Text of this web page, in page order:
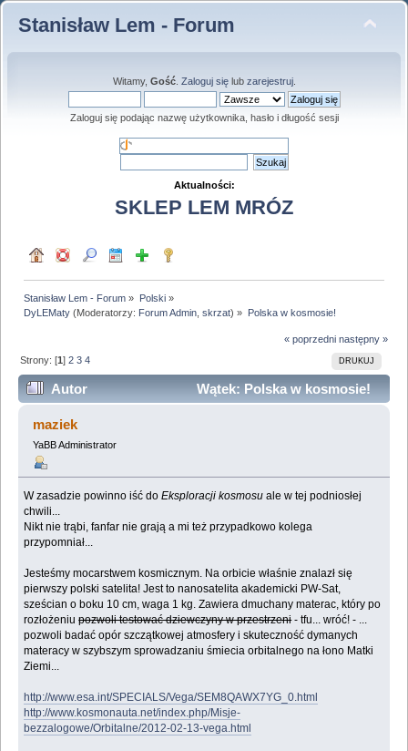
Stanisław Lem - Forum
Witamy, Gość. Zaloguj sięlub zarejestruj.
Zaloguj się podając nazwę użytkownika, hasło i długość sesji
Aktualności:
SKLEP LEM MRÓZ
Stanisław Lem - Forum » Polski»
DyLEMaty (Moderatorzy: Forum Admin ,skrzat) » Polska w kosmosie!
« poprzedni następny »
DRUKUJ
Strony: [1]2 3 4
Autor
Wątek: Polska w kosmosie!
(Przeczytany 82811 razy)
maziek
YaBB Administrator
W zasadzie powinno iść doEksploracji kosmosu ale w tej podniosłej
chwili...
Nikt nie trąbi, fanfar nie grają a mi też przypadkowo kolega
przypomniał...
Jesteśmy mocarstwem kosmicznym. Na orbicie właśnie znalazł się
pierwszy polski satelita! Jest to nanosatelita akademicki PW-Sat,
sześcian o boku 10 cm, waga 1 kg. Zawiera dmuchany materac, który po
rozłożeniupozwoli testować dziewczyny w przestrzeni- tfu... wróć! - ...
pozwoli badać opór szczątkowej atmosfery i skuteczność dymanych
materacy w szybszym sprowadzaniu śmiecia orbitalnego na łono Matki
Ziemi...
http://www.esa.int/SPECIALS/Vega/SEM8QAWX7YG_0.html
http://www.kosmonauta.net/index.php/Misje-
bezzalogowe/Orbitalne/2012-02-13-vega.html